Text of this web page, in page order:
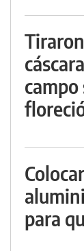
campo
para